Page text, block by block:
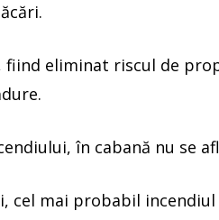
fiind eliminat riscul de
în cabană nu se
cel mai probabil